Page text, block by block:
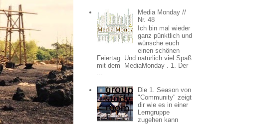
Media Monday //
Nr. 48
Ich bin mal wieder
ganz pünktlich und
wünsche euch
einen schönen
Feiertag. Und natürlich viel Spaß
mit dem MediaMonday . 1. Der
...
Die 1. Season von
"Community" zeigt
dir wie es in einer
Lerngruppe
zugehen kann